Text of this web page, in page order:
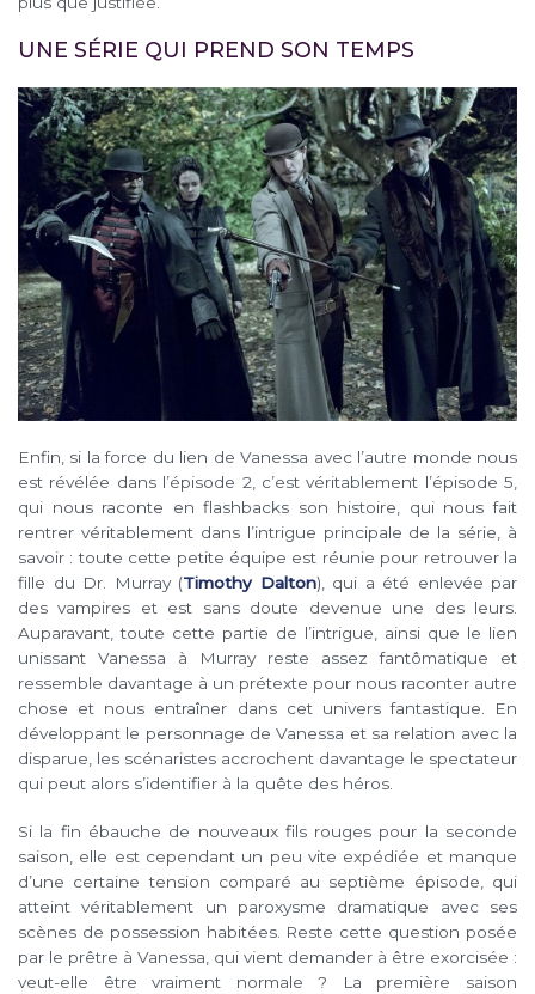
UNE SÉRIE QUI PREND SON TEMPS
Enfin, si la force du lien de Vanessa avec l’autre monde nous
est révélée dans l’épisode 2, c’est véritablement l’épisode 5,
qui nous raconte en flashbacks son histoire, qui nous fait
rentrer véritablement dans l’intrigue principale de la série, à
savoir : toute cette petite équipe est réunie pour retrouver la
fille du Dr. Murray (Timothy Dalton), qui a été enlevée par
des vampires et est sans doute devenue une des leurs.
Auparavant, toute cette partie de l’intrigue, ainsi que le lien
unissant Vanessa à Murray reste assez fantômatique et
ressemble davantage à un prétexte pour nous raconter autre
chose et nous entraîner dans cet univers fantastique. En
développant le personnage de Vanessa et sa relation avec la
disparue, les scénaristes accrochent davantage le spectateur
qui peut alors s’identifier à la quête des héros.
Si la fin ébauche de nouveaux fils rouges pour la seconde
saison, elle est cependant un peu vite expédiée et manque
d’une certaine tension comparé au septième épisode, qui
atteint véritablement un paroxysme dramatique avec ses
scènes de possession habitées. Reste cette question posée
par le prêtre à Vanessa, qui vient demander à être exorcisée :
veut-elle être vraiment normale ? La première saison